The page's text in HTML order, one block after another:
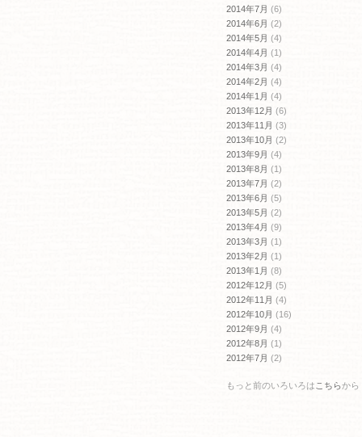
2014年7月 (6)
2014年6月 (2)
2014年5月 (4)
2014年4月 (1)
2014年3月 (4)
2014年2月 (4)
2014年1月 (4)
2013年12月 (6)
2013年11月 (3)
2013年10月 (2)
2013年9月 (4)
2013年8月 (1)
2013年7月 (2)
2013年6月 (5)
2013年5月 (2)
2013年4月 (9)
2013年3月 (1)
2013年2月 (1)
2013年1月 (8)
2012年12月 (5)
2012年11月 (4)
2012年10月 (16)
2012年9月 (4)
2012年8月 (1)
2012年7月 (2)
もっと前のいろいろは こちらから